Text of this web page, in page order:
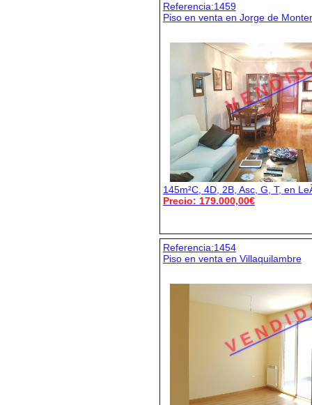
Referencia:1459
Piso en venta en Jorge de
V E N D I
145m²C, 4D, 2B, Asc, G, T, en
Precio: 179.000,00€
Referencia:1454
Piso en venta en Villaquilambre
V E N D I